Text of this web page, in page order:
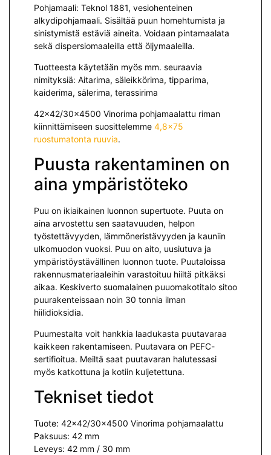
Pohjamaali: Teknol 1881, vesiohenteinen
alkydipohjamaali. Sisältää puun homehtumista ja
sinistymistä estäviä aineita. Voidaan pintamaalata
sekä dispersiomaaleilla että öljymaaleilla.
Tuotteesta käytetään myös mm. seuraavia
nimityksiä: Aitarima, säleikkörima, tipparima,
kaiderima, sälerima, terassirima
42×42/30×4500 Vinorima pohjamaalattu riman
kiinnittämiseen suosittelemme 4,8×75
ruostumatonta ruuvia.
Puusta rakentaminen on
aina ympäristöteko
Puu on ikiaikainen luonnon supertuote. Puuta on
aina arvostettu sen saatavuuden, helpon
työstettävyyden, lämmöneristävyyden ja kauniin
ulkomuodon vuoksi. Puu on aito, uusiutuva ja
ympäristöystävällinen luonnon tuote. Puutaloissa
rakennusmateriaaleihin varastoituu hiiltä pitkäksi
aikaa. Keskiverto suomalainen puuomakotitalo sitoo
puurakenteissaan noin 30 tonnia ilman
hiilidioksidia.
Puumestalta voit hankkia laadukasta puutavaraa
kaikkeen rakentamiseen. Puutavara on PEFC-
sertifioitua. Meiltä saat puutavaran halutessasi
myös katkottuna ja kotiin kuljetettuna.
Tekniset tiedot
Tuote: 42×42/30×4500 Vinorima pohjamaalattu
Paksuus: 42 mm
Leveys: 42 mm / 30 mm